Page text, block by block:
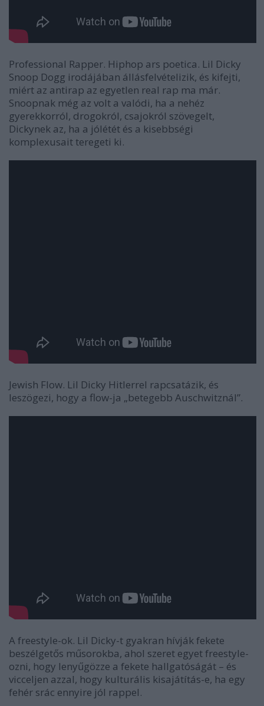
Professional Rapper. Hiphop ars poetica. Lil Dicky
Snoop Dogg irodájában állásfelvételizik, és kifejti,
miért az antirap az egyetlen real rap ma már.
Snoopnak még az volt a valódi, ha a nehéz
gyerekkorról, drogokról, csajokról szövegelt,
Dickynek az, ha a jólétét és a kisebbségi
komplexusait teregeti ki.
Jewish Flow. Lil Dicky Hitlerrel rapcsatázik, és
leszögezi, hogy a flow-ja „betegebb Auschwitznál”.
A freestyle-ok. Lil Dicky-t gyakran hívják fekete
beszélgetős műsorokba, ahol szeret egyet freestyle-
ozni, hogy lenyűgözze a fekete hallgatóságát – és
vicceljen azzal, hogy kulturális kisajátítás-e, ha egy
fehér srác ennyire jól rappel.